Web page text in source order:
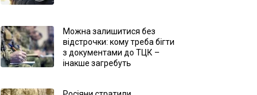
Можна залишитися без
відстрочки: кому треба бігти
з документами до ТЦК –
інакше загребуть